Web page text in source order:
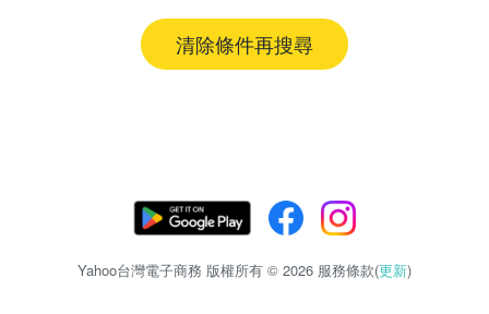
清除條件再搜尋
Yahoo台灣電子商務 版權所有 © 2026 服務條款(更新)